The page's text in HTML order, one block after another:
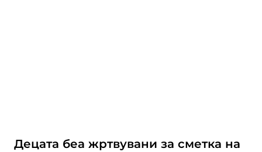
Децата беа жртвувани за сметка на